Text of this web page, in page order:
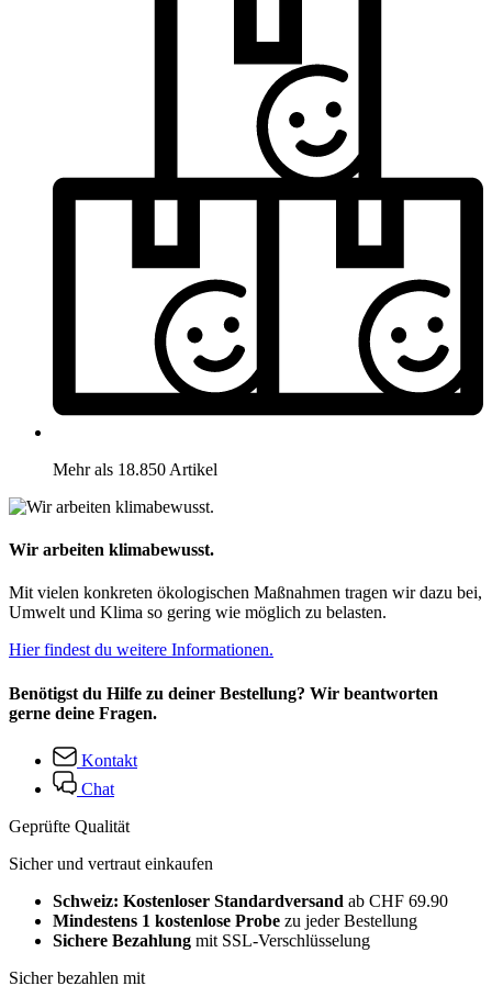
Mehr als 18.850 Artikel
Wir arbeiten klimabewusst.
Mit vielen konkreten ökologischen Maßnahmen tragen wir dazu bei,
Umwelt und Klima so gering wie möglich zu belasten.
Hier findest du weitere Informationen.
Benötigst du Hilfe zu deiner Bestellung? Wir beantworten
gerne deine Fragen.
Kontakt
Chat
Geprüfte Qualität
Sicher und vertraut einkaufen
Schweiz: Kostenloser Standardversand ab CHF 69.90
Mindestens 1 kostenlose Probe zu jeder Bestellung
Sichere Bezahlung mit SSL-Verschlüsselung
Sicher bezahlen mit